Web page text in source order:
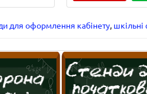
для оформлення кабінету, шкільні